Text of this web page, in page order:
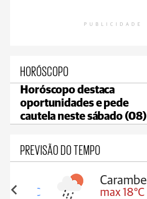
PUBLICIDADE
HORÓSCOPO
Horóscopo destaca
oportunidades e pede
cautela neste sábado (08)
PREVISÃO DO TEMPO
18°C
Carambeí
max 18°C